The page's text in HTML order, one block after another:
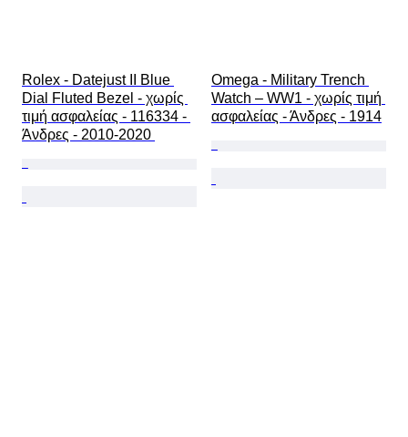
Rolex - Datejust II Blue
Dial Fluted Bezel - χωρίς
τιμή ασφαλείας - 116334 -
Άνδρες - 2010-2020
Omega - Military Trench
Watch – WW1 - χωρίς τιμή
ασφαλείας - Άνδρες - 1914